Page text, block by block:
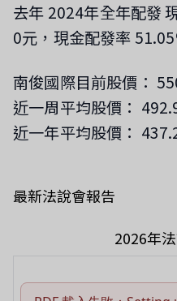
去年 2024年全年配發
0元，現金配發率
南俊國際目前股價：
近一周平均股價：
近一年平均股價：
最新法說會報告
2026年